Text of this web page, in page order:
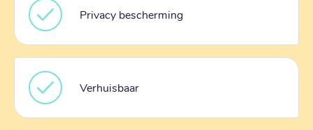
Privacy bescherming
Verhuisbaar